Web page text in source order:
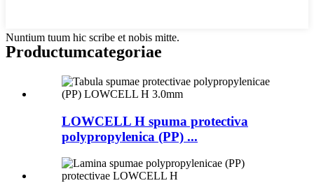
Nuntium tuum hic scribe et nobis mitte.
Productumcategoriae
LOWCELL H spuma protectiva
polypropylenica (PP) ...